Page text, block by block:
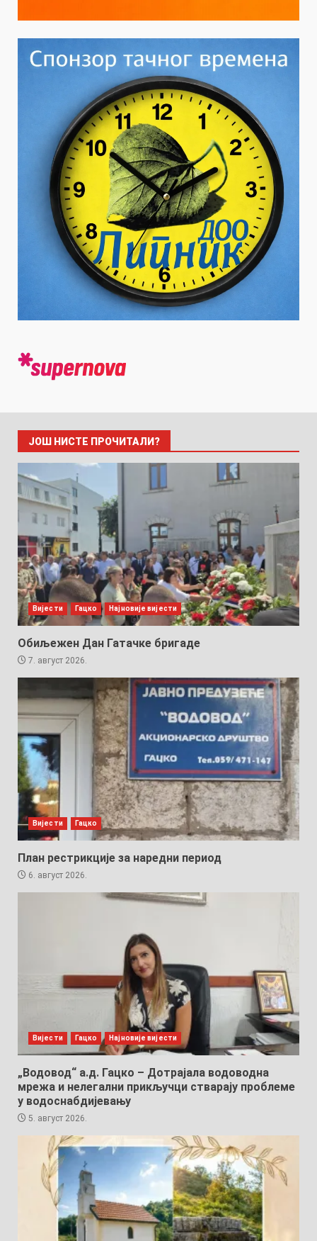
ЈОШ НИСТЕ ПРОЧИТАЛИ?
Вијести Гацко Најновије вијести
Обиљежен Дан Гатачке бригаде
7. август 2026.
Вијести Гацко
План рестрикције за наредни период
6. август 2026.
Вијести Гацко Најновије вијести
„Водовод“ а.д. Гацко – Дотрајала водоводна
мрежа и нелегални прикључци стварају проблеме
у водоснабдијевању
5. август 2026.